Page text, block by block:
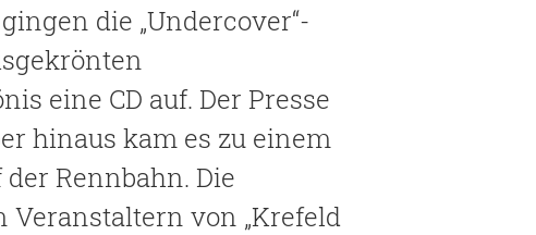
die „Undercover“-
eine CD auf. Der Presse
hinaus kam es zu einem
Rennbahn. Die
Veranstaltern von „Krefeld